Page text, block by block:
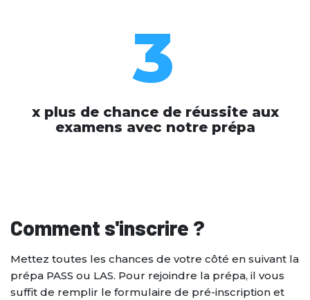
3
x plus de chance de réussite aux
examens avec notre prépa
Comment s'inscrire ?
Mettez toutes les chances de votre côté en suivant la
prépa PASS ou LAS. Pour rejoindre la prépa, il vous
suffit de remplir le formulaire de pré-inscription et